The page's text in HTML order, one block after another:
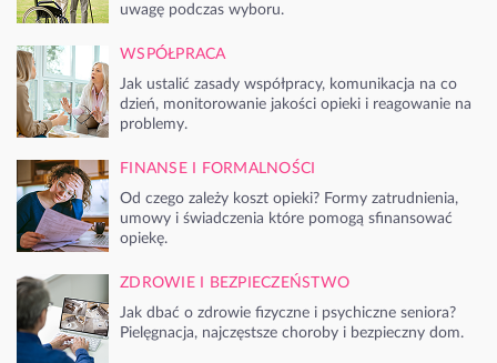
uwagę podczas wyboru.
WSPÓŁPRACA
Jak ustalić zasady współpracy, komunikacja na co
dzień, monitorowanie jakości opieki i reagowanie na
problemy.
FINANSE I FORMALNOŚCI
Od czego zależy koszt opieki? Formy zatrudnienia,
umowy i świadczenia które pomogą sfinansować
opiekę.
ZDROWIE I BEZPIECZEŃSTWO
Jak dbać o zdrowie fizyczne i psychiczne seniora?
Pielęgnacja, najczęstsze choroby i bezpieczny dom.